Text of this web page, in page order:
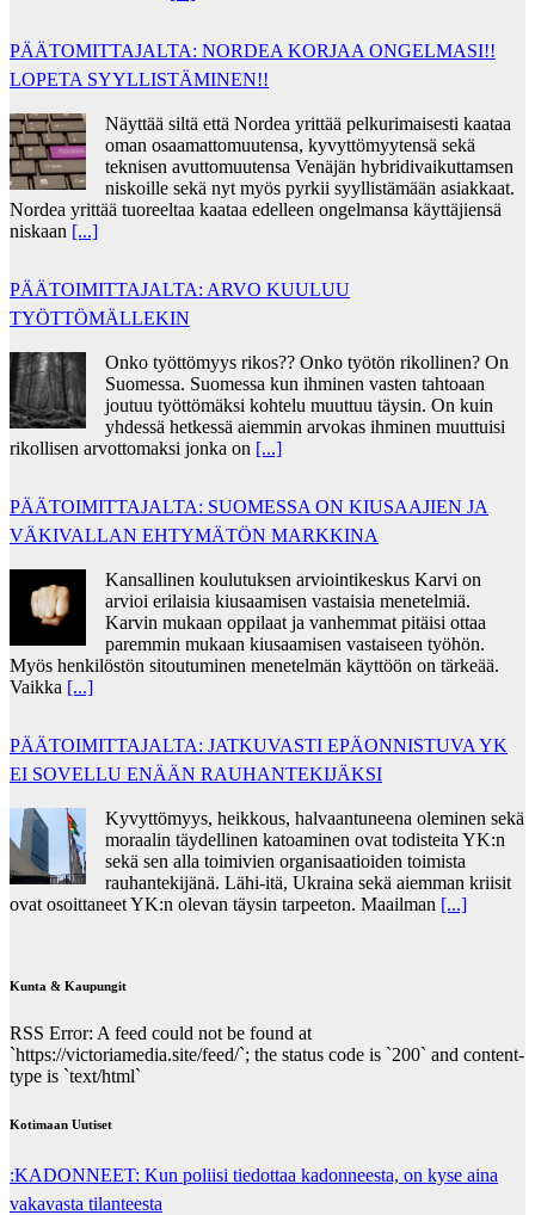
PÄÄTOMITTAJALTA: NORDEA KORJAA ONGELMASI!!
LOPETA SYYLLISTÄMINEN!!
Näyttää siltä että Nordea yrittää pelkurimaisesti kaataa
oman osaamattomuutensa, kyvyttömyytensä sekä
teknisen avuttomuutensa Venäjän hybridivaikuttamsen
niskoille sekä nyt myös pyrkii syyllistämään asiakkaat.
Nordea yrittää tuoreeltaa kaataa edelleen ongelmansa käyttäjiensä
niskaan [...]
PÄÄTOIMITTAJALTA: ARVO KUULUU
TYÖTTÖMÄLLEKIN
Onko työttömyys rikos?? Onko työtön rikollinen? On
Suomessa. Suomessa kun ihminen vasten tahtoaan
joutuu työttömäksi kohtelu muuttuu täysin. On kuin
yhdessä hetkessä aiemmin arvokas ihminen muuttuisi
rikollisen arvottomaksi jonka on [...]
PÄÄTOIMITTAJALTA: SUOMESSA ON KIUSAAJIEN JA
VÄKIVALLAN EHTYMÄTÖN MARKKINA
Kansallinen koulutuksen arviointikeskus Karvi on
arvioi erilaisia kiusaamisen vastaisia menetelmiä.
Karvin mukaan oppilaat ja vanhemmat pitäisi ottaa
paremmin mukaan kiusaamisen vastaiseen työhön.
Myös henkilöstön sitoutuminen menetelmän käyttöön on tärkeää.
Vaikka [...]
PÄÄTOIMITTAJALTA: JATKUVASTI EPÄONNISTUVA YK
EI SOVELLU ENÄÄN RAUHANTEKIJÄKSI
Kyvyttömyys, heikkous, halvaantuneena oleminen sekä
moraalin täydellinen katoaminen ovat todisteita YK:n
sekä sen alla toimivien organisaatioiden toimista
rauhantekijänä. Lähi-itä, Ukraina sekä aiemman kriisit
ovat osoittaneet YK:n olevan täysin tarpeeton. Maailman [...]
Kunta & Kaupungit
RSS Error: A feed could not be found at
`https://victoriamedia.site/feed/`; the status code is `200` and content-
type is `text/html`
Kotimaan Uutiset
:KADONNEET: Kun poliisi tiedottaa kadonneesta, on kyse aina
vakavasta tilanteesta